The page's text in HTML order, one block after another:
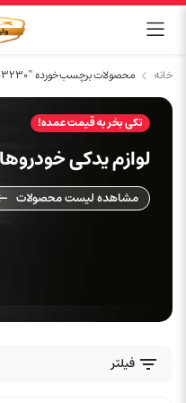
خانه محصولات برچسب خورده “416AHA-1503230”
تکی بخر به قیمت عمده!
لوازم یدکی
مشاهده لیست محصولات
فیلتر